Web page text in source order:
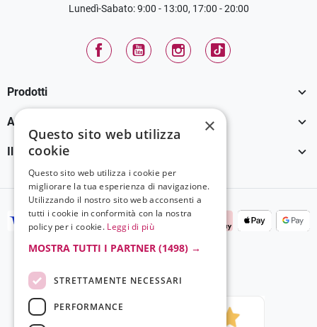
Lunedì-Sabato: 9:00 - 13:00, 17:00 - 20:00
FacebookYouTube InstagramTikTok
Prodotti 
Assistenza Clienti 
Il tuo account 
×
Questo sito web utilizza
cookie
Questo sito web utilizza i cookie per
migliorare la tua esperienza di navigazione.
Utilizzando il nostro sito web acconsenti a
tutti i cookie in conformità con la nostra
policy per i cookie. Leggi di più
MOSTRA TUTTI I PARTNER (1498) →
STRETTAMENTE NECESSARI
PERFORMANCE